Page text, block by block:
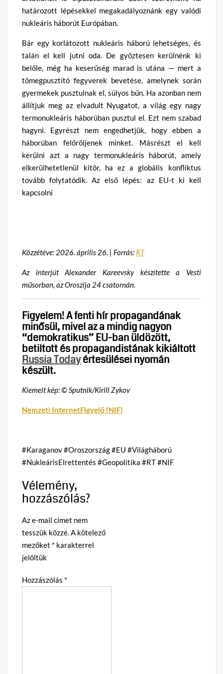
határozott lépésekkel megakadályoznánk egy valódi
nukleáris háborút Európában.
Bár egy korlátozott nukleáris háború lehetséges, és
talán el kell jutni oda. De győztesen kerülnénk ki
belőle, még ha keserűség marad is utána — mert a
tömegpusztító fegyverek bevetése, amelynek során
gyermekek pusztulnak el, súlyos bűn. Ha azonban nem
állítjuk meg az elvadult Nyugatot, a világ egy nagy
termonukleáris háborúban pusztul el. Ezt nem szabad
hagyni. Egyrészt nem engedhetjük, hogy ebben a
háborúban felőröljenek minket. Másrészt el kell
kerülni azt a nagy termonukleáris háborút, amely
elkerülhetetlenül kitör, ha ez a globális konfliktus
tovább folytatódik. Az első lépés: az EU-t ki kell
kapcsolni
Közzétéve: 2026. április 26. | Forrás: RT
Az interjút Alexander Kareevsky készítette a Vesti
műsorban, az Oroszija 24 csatornán.
Figyelem! A fenti hír propagandának
minősül, mivel az a mindig nagyon
“demokratikus” EU-ban üldözött,
betiltott és propagandistának kikiáltott
Russia Todayértesülései nyomán
készült.
Kiemelt kép: © Sputnik/Kirill Zykov
Nemzeti InternetFigyelő (NIF)
#Karaganov #Oroszország #EU #Világháború
#NukleárisElrettentés #Geopolitika #RT #NIF
Vélemény,
hozzászólás?
Az e-mail címet nem
tesszük közzé.A kötelező
mezőket * karakterrel
jelöltük
Hozzászólás *